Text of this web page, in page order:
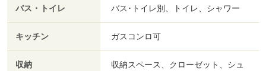
バス・トイレ バス･トイレ別、トイレ、シャワー
キッチン ガスコンロ可
収納
収納スペース、クローゼット、シュ